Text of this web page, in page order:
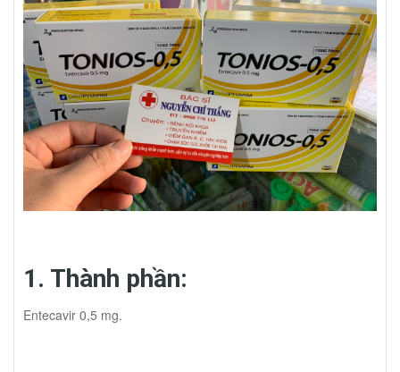
đối không ngừng uống thuốc diệt virus viêm gan B bất kể tình
trạng gì khác. Một tiến bộ mới nhất trong lĩnh vực xét nghiệm theo
dõi chẩn đoán, và tiên lượng điều trị viêm gan B mạn tính là sự
xuất hiện của chỉ số HBcrAg, có ý kiến cho rằng có thể ngừng
thuốc khi chỉ số này về âm tính. Tuy nhiên tóm lại, việc ngừng
thuốc cần hết sức thận trọng vì cơ bản viêm gan B vẫn chưa có
thuốc chữa khỏi hoàn toàn, sự ngưng thuốc đặc trị chỉ mang tính
chất tương đối, và khi ngưng phải đối mặt với rất nhiều rủi ro. 5.
Chống chỉ định: Mẫn cảm với bất kỳ thành phần nào của thuốc. 6.
Một số tác dụng phụ có thể gặp: Có thể xảy ra một số tác dụng
phụ như: đau đầu,chóng mặt, buồn nôn, mệt mỏi, tăng ALT, phát
ban, mẩn ngứa...nhưng các triệu chứng trên thường nhẹ, xuất
an toàn khi dùng thuốc cho đối tượng này, cần tham khảo ý kiến
bác sĩ để có cơ sở tốt nhất. 8. Mua thuốc Tonios-0,5 ở đâu tốt
nhất, uy tín, có ship thuốc tận nơi? Tại địa chỉ Nhà thuốc Hồng
Nhung có bán thuốc Tonios uy tín, chất lượng, giá cả phải chăng
1. Thành phần:
Entecavir 0,5 mg.